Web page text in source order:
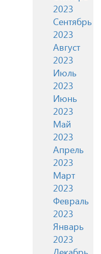
2023
Сентябрь
2023
Август
2023
Июль
2023
Июнь
2023
Май
2023
Апрель
2023
Март
2023
Февраль
2023
Январь
2023